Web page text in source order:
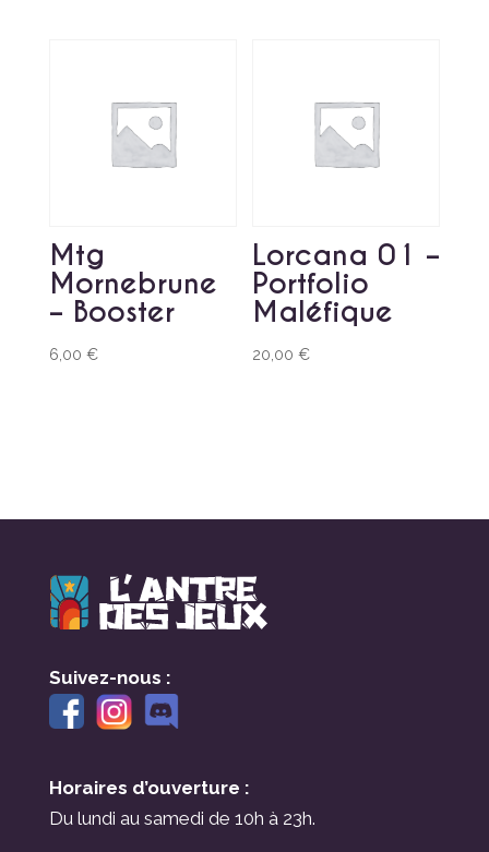
Mtg
Mornebrune
– Booster
6,00 €
Lorcana 01 –
Portfolio
Maléfique
20,00€
Suivez-nous :
Horaires d’ouverture :
Du lundi au samedi de 10h à 23h.